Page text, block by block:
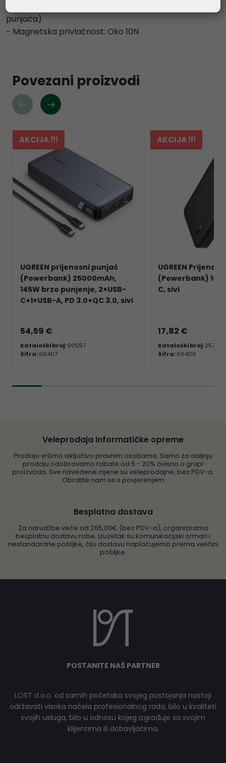
punjača)
- Magnetska privlačnost: Oko 10N
Povezani proizvodi
AKCIJA !!!
UGREEN prijenosni punjač
(Powerbank) 25000mAh,
145W brzo punjenje, 2×USB-
C+1×USB-A, PD 3.0+QC 3.0, sivi
54,59 €
Kataloški broj:90597
Šifra:66407
AKCIJA !!!
UGREEN
(Powerbank)
C, sivi
17,82 €
Kataloški broj:25742
Šifra:66406
Veleprodaja informatičke opreme
Prodaju vršimo isključivo pravnim osobama. Samo za daljnju
prodaju odobravamo rabate od 5 - 20% ovisno o grupi
proizvoda. Sve navedene cijene su veleprodajne, bez PDV-a.
Obratite nam se s povjerenjem
Besplatna dostava
Za narudžbe veće od 265,00€ (bez PDV-a), organiziramo
besplatnu dostavu robe. Izuzetak su komunikacijski ormari i
nestandardne pošiljke, čiju dostavu naplaćujemo prema veličini
pošiljke.
POSTANITE NAŠ PARTNER
LOST d.o.o. od samih početaka svojeg postojanja nastoji
održavati visoka načela profesionalnog rada, bilo u kvaliteti
svojih usluga, bilo u odnosu kojeg izgrađuje sa svojim
klijentima ili dobavljačima.